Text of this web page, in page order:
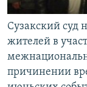
Сузакский суд
жителей в
причинении